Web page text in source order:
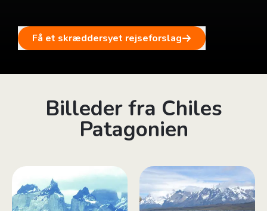
Få et skræddersyet rejseforslag
Billeder fra Chiles
Patagonien